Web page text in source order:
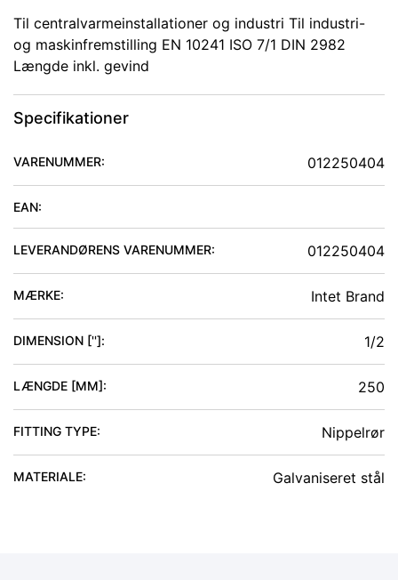
Til centralvarmeinstallationer og industri Til industri-
og maskinfremstilling EN 10241 ISO 7/1 DIN 2982
Længde inkl. gevind
Specifikationer
VARENUMMER: 012250404
EAN:
LEVERANDØRENS VARENUMMER: 012250404
MÆRKE: Intet Brand
DIMENSION ['']: 1/2
LÆNGDE [MM]: 250
FITTING TYPE: Nippelrør
MATERIALE: Galvaniseret stål